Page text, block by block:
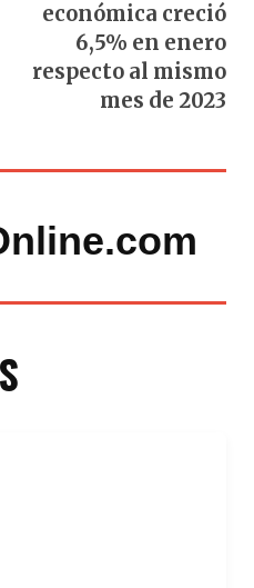
económica creció
6,5% en enero
respecto al mismo
mes de 2023